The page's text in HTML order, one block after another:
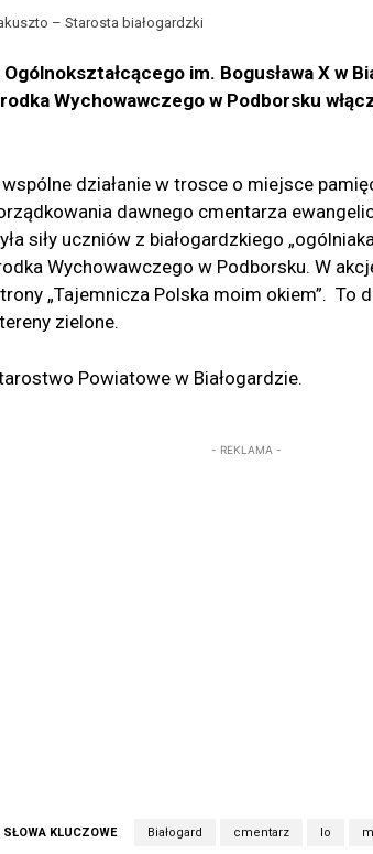
– Starosta białogardzki
im. Bogusława X w
Wychowawczego w Podborsku
działanie w trosce o miejsce
dawnego cmentarza
siły uczniów z białogardzkiego
Wychowawczego w Podborsku. W
„Tajemnicza Polska moim okiem”. To
zielone.
Powiatowe w Białogardzie.
- REKLAMA -
SŁOWA KLUCZOWE Białogard cmentarz lo